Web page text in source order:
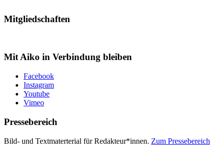
Mitgliedschaften
Mit Aiko in Verbindung bleiben
Facebook
Instagram
Youtube
Vimeo
Pressebereich
Bild- und Textmaterterial für Redakteur*innen. Zum Pressebereich